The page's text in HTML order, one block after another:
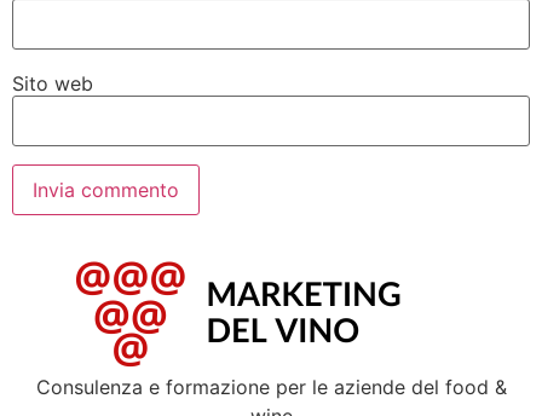
Sito web
Consulenza e formazione per le aziende del food &